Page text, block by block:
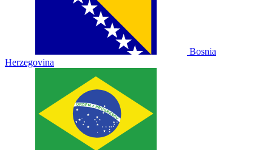
Bosnia
Herzegovina